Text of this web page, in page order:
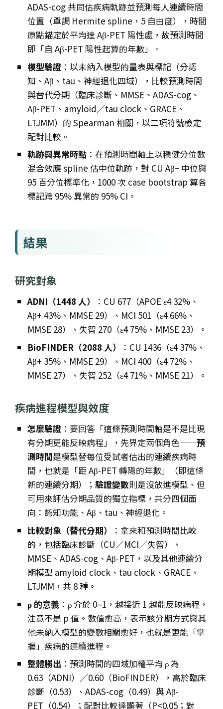
ADAS-cog 共同估疾病軌跡並預測每人連續時間
位置（單調 Hermite spline，5 自由度），時間
原點錨定於平均達 Aβ-PET 陽性處，故預測時間
即「自 Aβ-PET 陽性起算的年數」。
模型驗證 ：以未納入模型的量表與標記（分認
知、Aβ、tau、神經退化四域），比較預測時間
與替代分期（臨床診斷、MMSE、ADAS-cog、
Aβ-PET、amyloid／tau clock、GRACE、
LTJMM）的 Spearman 相關，以二項符號檢定
配對比較。
軌跡與異常時點 ：在預測時間軸上以穩健分位數
混合效應 spline 估中位軌跡，對 CU Aβ− 中位與
95 百分位標準化，1000 次 case bootstrap 算各
標記跨 95% 異常的 95% CI。
結果
研究對象
ADNI（1448 人）
：CU 677（APOE ε4 32%、
Aβ+ 43%、MMSE 29）、MCI 501（ε4 66%、
MMSE 28）、失智 270（ε4 75%、MMSE 23）。
BioFINDER（2088 人）
：CU 1436（ε4 37%、
Aβ+ 35%、MMSE 29）、MCI 400（ε4 72%、
MMSE 27）、失智 252（ε4 71%、MMSE 21）。
疾病進程模型與效度
怎麼驗證 ：要回答「這條預測時間軸是不是比現
有分期更能反映病程」，先界定兩個角色——預
測時間是模型替每位受試者估出的連續疾病時
間，也就是「距 Aβ-PET 轉陽的年數」（即這條
新的連續分期）； 驗證變數則是沒放進模型、但
可用來評估分期品質的獨立指標，共分四個面
向：認知功能、Aβ、tau、神經退化。
比較對象（替代分期）
：拿來和預測時間比較
的，包括臨床診斷（CU／MCI／失智）、
MMSE、ADAS-cog、Aβ-PET，以及其他連續分
期模型 amyloid clock、tau clock、GRACE、
LTJMM，共 8 種。
ρ 的意義 ：ρ 介於 0–1，越接近 1 越能反映病程，
注意不是 p 值。數值愈高，表示該分期方式與其
他未納入模型的變數相關愈好，也就是更能「掌
握」疾病的連續進程。
整體勝出 ：預測時間的四域加權平均 ρ 為
0.63（ADNI）／0.60（BioFINDER），高於臨床
診斷（0.53）、ADAS-cog（0.49）與 Aβ-
PET（0.54）；配對比較達顯著（P<0.05；對